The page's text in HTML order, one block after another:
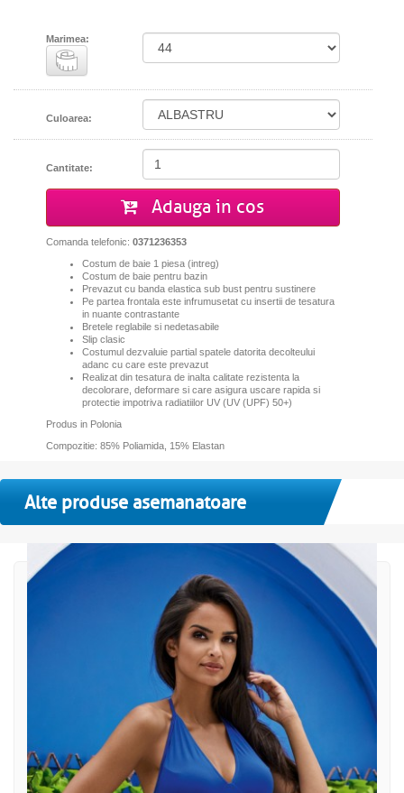
Marimea:
Culoarea:
Cantitate:
Adauga in cos
Comanda telefonic: 0371236353
Costum de baie 1 piesa (intreg)
Costum de baie pentru bazin
Prevazut cu banda elastica sub bust pentru sustinere
Pe partea frontala este infrumusetat cu insertii de tesatura
in nuante contrastante
Bretele reglabile si nedetasabile
Slip clasic
Costumul dezvaluie partial spatele datorita decolteului
adanc cu care este prevazut
Realizat din tesatura de inalta calitate rezistenta la
decolorare, deformare si care asigura uscare rapida si
protectie impotriva radiatiilor UV (UV (UPF) 50+)
Produs in Polonia
Compozitie: 85% Poliamida, 15% Elastan
Alte produse asemanatoare